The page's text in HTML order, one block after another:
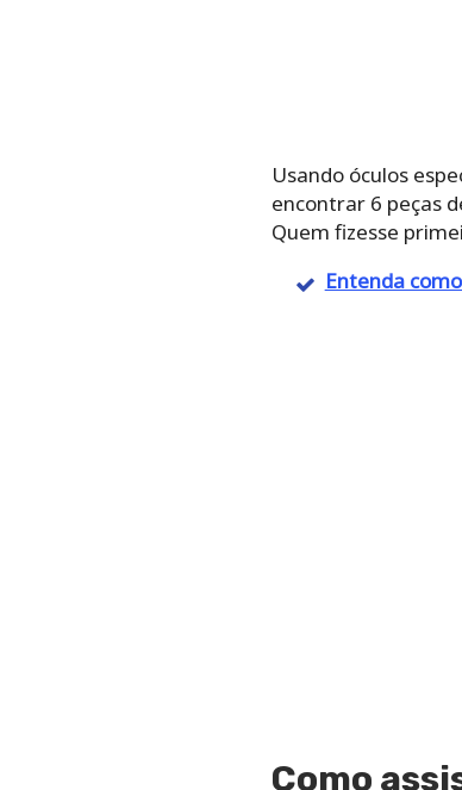
Usando óculos
encontrar 6 peças
Quem fizesse
Entenda
Como